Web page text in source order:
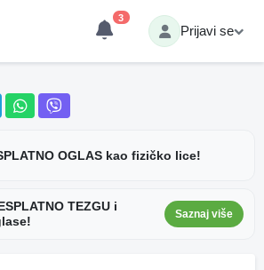
3
Prijavi se
OGLAS kao fizičko lice!
TEZGU i
Saznaj više